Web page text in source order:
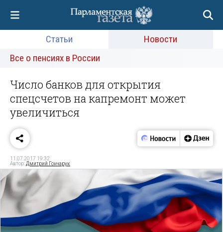
Статьи
Новости
Все о пенсиях в России
Число банков для открытия
спецсчетов на капремонт может
увеличиться
11.07.2017 19:32
Автор: Дмитрий Гончарук